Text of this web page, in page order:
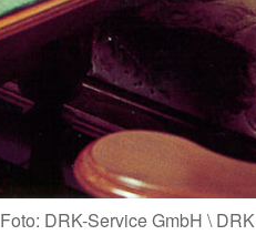
Foto: DRK-Service GmbH \ DRK